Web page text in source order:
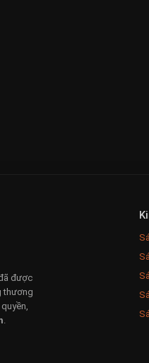
được
thương